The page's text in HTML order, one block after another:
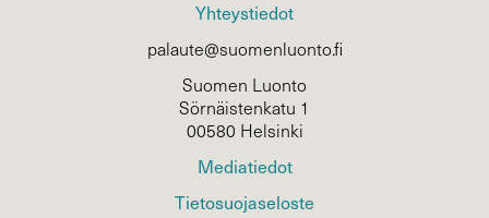
Yhteystiedot
palaute@suomenluonto.fi
Suomen Luonto
Sörnäistenkatu 1
00580 Helsinki
Mediatiedot
Tietosuojaseloste